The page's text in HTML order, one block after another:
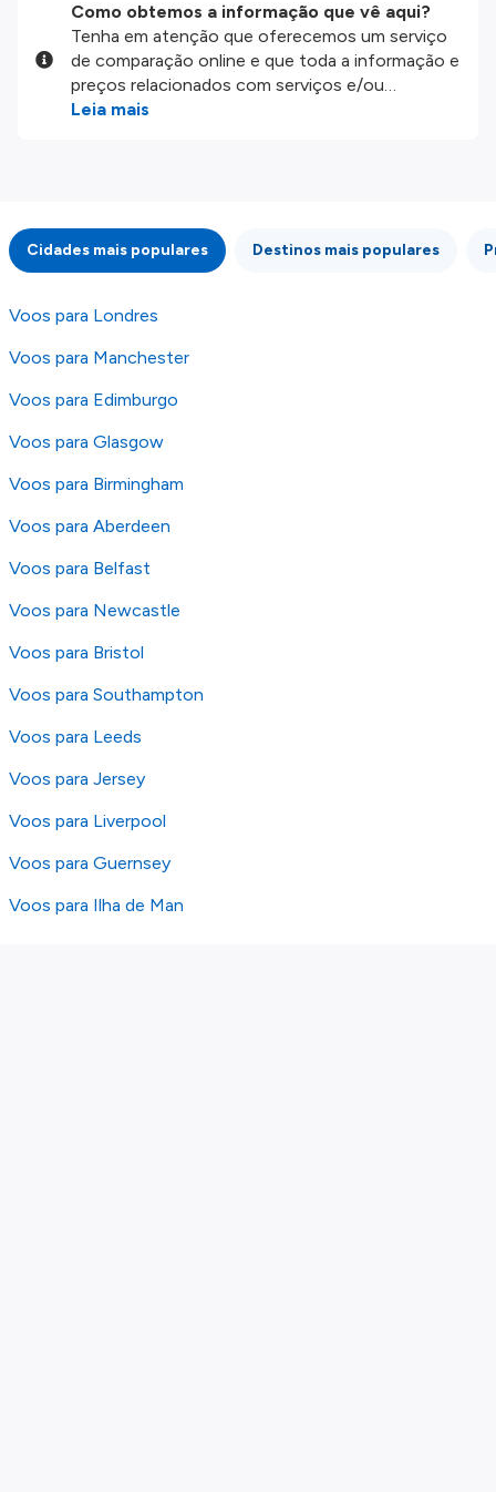
Como obtemos a informação que vê aqui?
Tenha em atenção que oferecemos um serviço
de comparação online e que toda a informação e
preços relacionados com serviços e/ou
produtos disponíveis no nosso website são
integridade ou pela precisão da informação
publicada, por isso verifique com atenção todas
as condições no website do parceiro antes de
fazer uma reserva. Para mais detalhes verifique
os nossos
Leia mais
Cidades mais populares Destinos mais populares
Voos para Londres
Voos para Manchester
Voos para Edimburgo
Voos para Glasgow
Voos para Birmingham
Voos para Aberdeen
Voos para Belfast
Voos para Newcastle
Voos para Bristol
Voos para Southampton
Voos para Leeds
Voos para Jersey
Voos para Liverpool
Voos para Guernsey
Voos para Ilha de Man